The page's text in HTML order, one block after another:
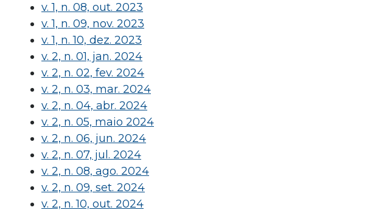
v. 1, n. 08, out. 2023
v. 1, n. 09, nov. 2023
v. 1, n. 10, dez. 2023
v. 2, n. 01, jan. 2024
v. 2, n. 02, fev. 2024
v. 2, n. 03, mar. 2024
v. 2, n. 04, abr. 2024
v. 2, n. 05, maio 2024
v. 2, n. 06, jun. 2024
v. 2, n. 07, jul. 2024
v. 2, n. 08, ago. 2024
v. 2, n. 09, set. 2024
v. 2, n. 10, out. 2024